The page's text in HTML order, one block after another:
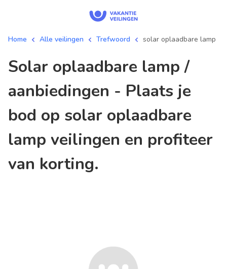
Home Alle veilingen Trefwoord solar oplaadbare lamp
solar oplaadbare lamp /
aanbiedingen - Plaats je
bod op solar oplaadbare
lamp veilingen en profiteer
van korting.